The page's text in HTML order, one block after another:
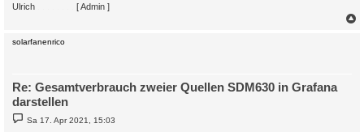
Ulrich
[ Admin ]
solarfanenrico
Re: Gesamtverbrauch zweier Quellen SDM630 in Grafana
darstellen
B
e
Sa 17. Apr 2021, 15:03